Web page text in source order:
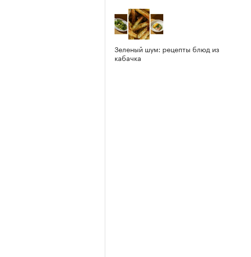
Зеленый шум: рецепты блюд из
кабачка